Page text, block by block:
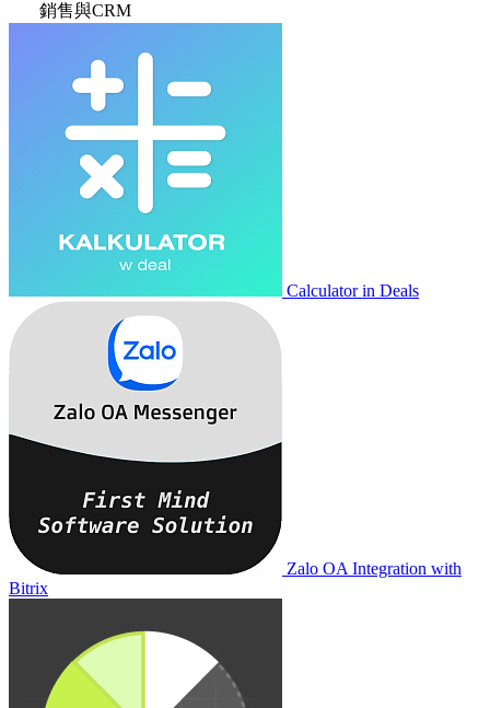
銷售與CRM
Calculator in Deals
Zalo OA Integration with
Bitrix